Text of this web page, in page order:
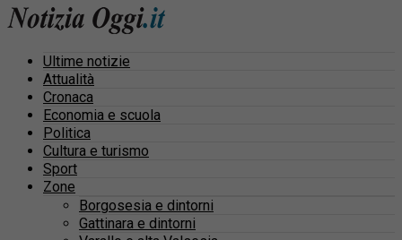
Ultime notizie
Attualità
Cronaca
Economia e scuola
Politica
Cultura e turismo
Sport
Zone
Borgosesia e dintorni
Gattinara e dintorni